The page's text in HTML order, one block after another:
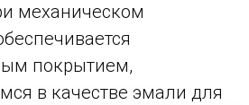
механическом
покрытием,
в качестве эмали для